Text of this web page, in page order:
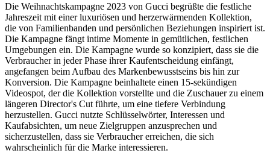
Die Weihnachtskampagne 2023 von Gucci begrüßte die festliche
Jahreszeit mit einer luxuriösen und herzerwärmenden Kollektion,
die von Familienbanden und persönlichen Beziehungen inspiriert ist.
Die Kampagne fängt intime Momente in gemütlichen, festlichen
Umgebungen ein. Die Kampagne wurde so konzipiert, dass sie die
Verbraucher in jeder Phase ihrer Kaufentscheidung einfängt,
angefangen beim Aufbau des Markenbewusstseins bis hin zur
Konversion. Die Kampagne beinhaltete einen 15-sekündigen
Videospot, der die Kollektion vorstellte und die Zuschauer zu einem
längeren Director's Cut führte, um eine tiefere Verbindung
herzustellen. Gucci nutzte Schlüsselwörter, Interessen und
Kaufabsichten, um neue Zielgruppen anzusprechen und
sicherzustellen, dass sie Verbraucher erreichen, die sich
wahrscheinlich für die Marke interessieren.